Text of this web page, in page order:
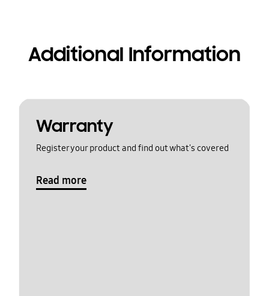
Additional Information
Warranty
Register your product and find out what's covered
Read more